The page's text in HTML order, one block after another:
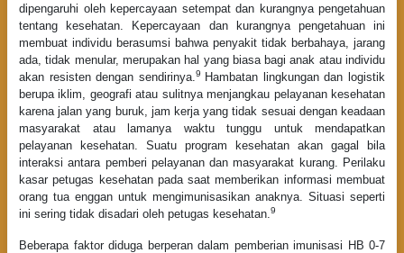
dipengaruhi oleh kepercayaan setempat dan kurangnya pengetahuan
tentang kesehatan. Kepercayaan dan kurangnya pengetahuan ini
membuat individu berasumsi bahwa penyakit tidak berbahaya, jarang
ada, tidak menular, merupakan hal yang biasa bagi anak atau individu
akan resisten dengan sendirinya. 9
Hambatan lingkungan dan logistik
berupa iklim, geografi atau sulitnya menjangkau pelayanan kesehatan
karena jalan yang buruk, jam kerja yang tidak sesuai dengan keadaan
masyarakat atau lamanya waktu tunggu untuk mendapatkan
pelayanan kesehatan. Suatu program kesehatan akan gagal bila
interaksi antara pemberi pelayanan dan masyarakat kurang. Perilaku
kasar petugas kesehatan pada saat memberikan informasi membuat
orang tua enggan untuk mengimunisasikan anaknya. Situasi seperti
ini sering tidak disadari oleh petugas kesehatan. 9
Beberapa faktor diduga berperan dalam pemberian imunisasi HB 0-7